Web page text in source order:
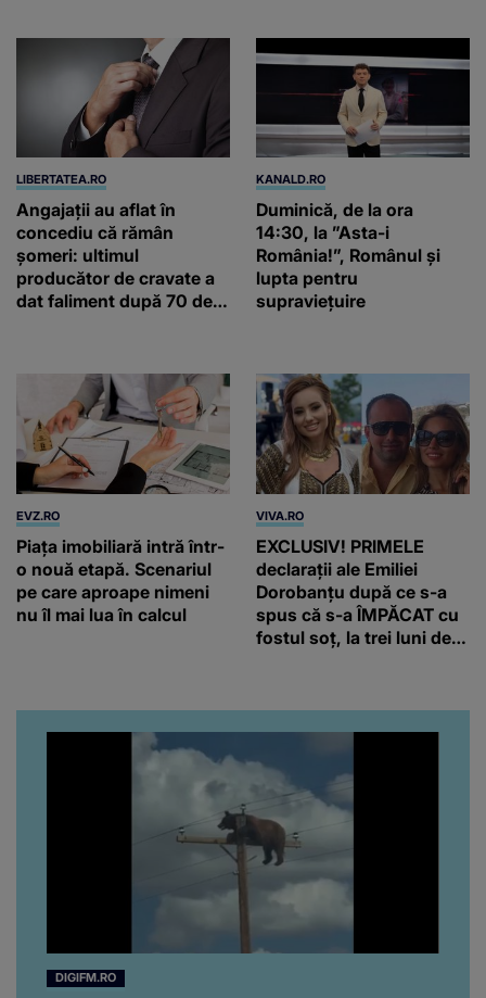
LIBERTATEA.RO
Angajații au aflat în
concediu că rămân
șomeri: ultimul
producător de cravate a
dat faliment după 70 de
KANALD.RO
Duminică, de la ora
14:30, la ”Asta-i
România!”, Românul și
lupta pentru
supraviețuire
EVZ.RO
Piața imobiliară intră într-
o nouă etapă. Scenariul
pe care aproape nimeni
nu îl mai lua în calcul
VIVA.RO
EXCLUSIV! PRIMELE
declarații ale Emiliei
Dorobanțu după ce s-a
spus că s-a ÎMPĂCAT cu
fostul soț, la trei luni de
artistă i-a lăsat MASCĂ
pe toți. De data aceasta,
”Poate că aveam să ne
spunem, să ne...”
DIGIFM.RO